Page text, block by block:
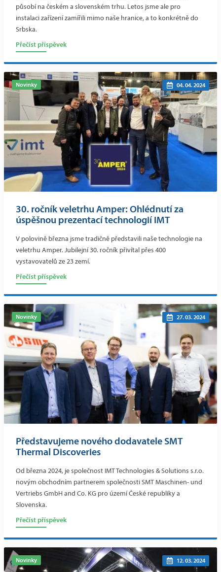
působí na českém a slovenském trhu. Letos jsme ale pro
instalaci zařízení zamířili mimo naše hranice, a to konkrétně do
Srbska.
Přečíst příspěvek
Novinky 04. 04. 2024
30. ročník veletrhu Amper: Ohlédnutí za
úspěšnou prezentací technologií IMT
V polovině března jsme tradičně představili naše technologie na
veletrhu Amper. Jubilejní 30. ročník přivítal přes 400
vystavovatelů ze 23 zemí.
Přečíst příspěvek
Novinky 27. 03. 2024
Představujeme nového dodavatele SMT
Thermal Discoveries
Od března 2024, je společnost IMT Technologies & Solutions s.r.o.
novým obchodním partnerem společnosti SMT Maschinen- und
Vertriebs GmbH and Co. KG pro území České republiky a
Slovenska.
Přečíst příspěvek
Novinky 12. 03. 2024